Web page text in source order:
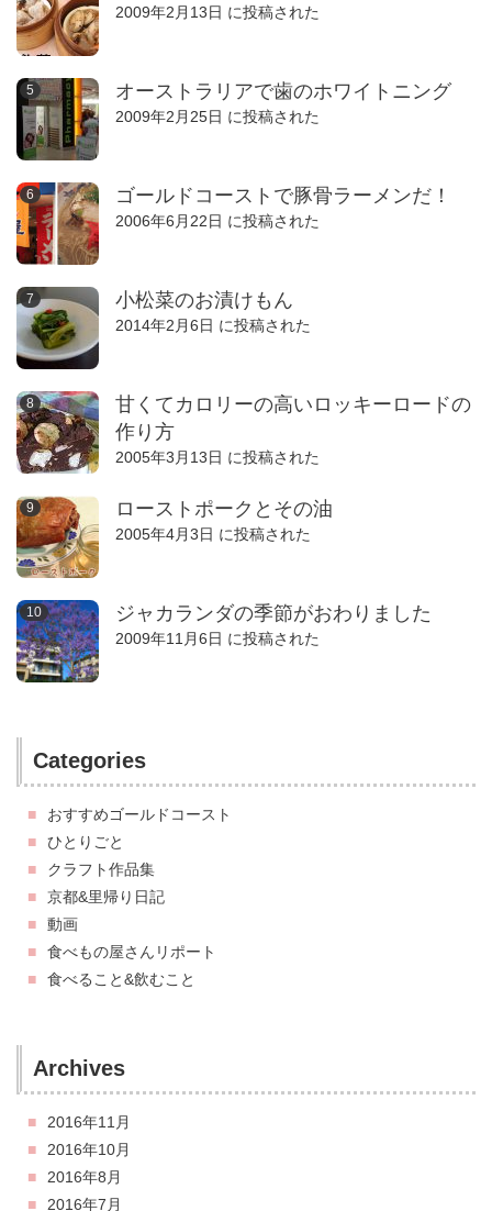
2009年2月13日 に投稿された
オーストラリアで歯のホワイトニング
2009年2月25日 に投稿された
ゴールドコーストで豚骨ラーメンだ！
2006年6月22日 に投稿された
小松菜のお漬けもん
2014年2月6日 に投稿された
甘くてカロリーの高いロッキーロードの
作り方
2005年3月13日 に投稿された
ローストポークとその油
2005年4月3日 に投稿された
ジャカランダの季節がおわりました
2009年11月6日 に投稿された
Categories
おすすめゴールドコースト
ひとりごと
クラフト作品集
京都&里帰り日記
動画
食べもの屋さんリポート
食べること&飲むこと
Archives
2016年11月
2016年10月
2016年8月
2016年7月